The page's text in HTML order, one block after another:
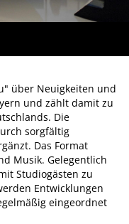
über Neuigkeiten und
und zählt damit zu
Die
sorgfältig
Das Format
Musik. Gelegentlich
Studiogästen zu
Entwicklungen
eingeordnet